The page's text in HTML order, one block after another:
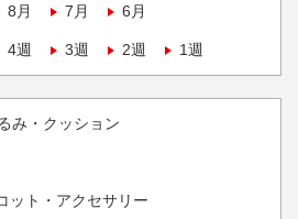
8月 7月 6月
4週 3週 2週 1週
み・クッション
ット・アクセサリー